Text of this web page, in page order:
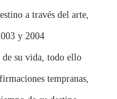
a través del arte,
y 2004
de su vida, todo ello
tempranas,